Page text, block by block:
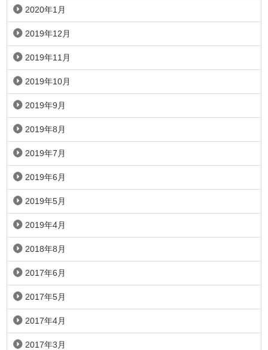
2020年1月
2019年12月
2019年11月
2019年10月
2019年9月
2019年8月
2019年7月
2019年6月
2019年5月
2019年4月
2018年8月
2017年6月
2017年5月
2017年4月
2017年3月